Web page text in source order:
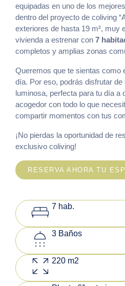
equipadas en uno de los
dentro del proyecto de coliving
exteriores de hasta 19 m², muy
vivienda a estrenar con 7
completos y amplias zonas
Queremos que te sientas como
día. Por eso, podrás disfrutar de
luminosa, perfecta para tu día a
acogedor con todo lo que
compartir momentos con tus
¡No pierdas la oportunidad de
exclusivo coliving!
RESERVA AHORA TU
king_bed 7 hab.
shower 3 Baños
zoom_out_map 220 m2